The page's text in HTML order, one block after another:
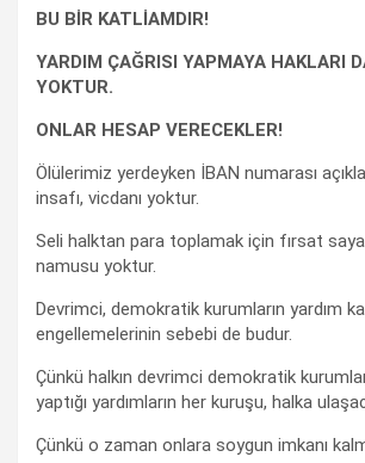
BU BİR KATLİAMDIR!
YARDIM ÇAĞRISI YAPMAYA HAKLARI
YOKTUR.
ONLAR HESAP VERECEKLER!
Ölülerimiz yerdeyken İBAN numarası
insafı, vicdanı yoktur.
Seli halktan para toplamak için fırsat
namusu yoktur.
Devrimci, demokratik kurumların yardım
engellemelerinin sebebi de budur.
Çünkü halkın devrimci demokratik kurumlar
yaptığı yardımların her kuruşu, halka
Çünkü o zaman onlara soygun imkanı